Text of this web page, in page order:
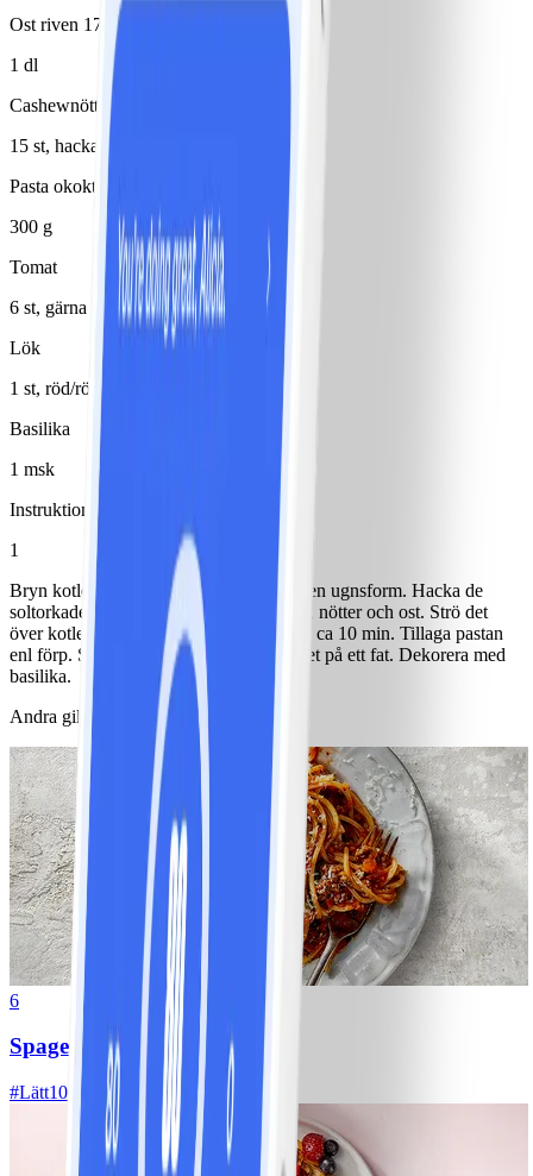
Ost riven 17%
1 dl
Cashewnötter
15 st, hackade
Pasta okokt (typ spaghetti)
300 g
Tomat
6 st, gärna plommontomater
Lök
1 st, röd/röda
Basilika
1 msk
Instruktioner
1
Bryn kotletterna den i oljan, lägg över i en ugnsform. Hacka de
soltorkade tomaterna, blanda med vitlök, nötter och ost. Strö det
över kotletterna och gratinera i ugn 200° ca 10 min. Tillaga pastan
enl förp. Skiva tomater och lök, varva det på ett fat. Dekorera med
basilika.
Andra gillade också
6
Spagetti med köttfärssås
#Lätt10 MIN